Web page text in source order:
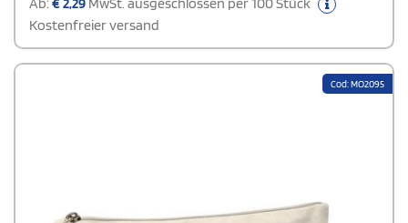
Badezimmer. Dank der gefrosteten Optik behalten Sie den
Überblick über Ihre Essentials, ohne auf Diskretion zu verzichten.
Ein Must-have für alle, die Ordnung und Ästhetik perfekt
kombinieren möchten.
Ab:€2,29 MwSt. ausgeschlossen per 100 Stück
Kostenfreier versand
Cod: MO2095